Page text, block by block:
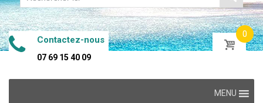
Contactez-nous
07 69 15 40 09
0
MENU